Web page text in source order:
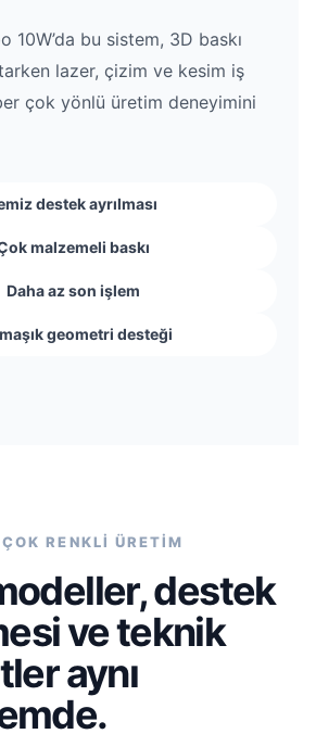
10W’da bu sistem, 3D baskı
lazer, çizim ve kesim iş
çok yönlü üretim deneyimini
destek ayrılması
malzemeli baskı
Daha az son işlem
geometri desteği
RENKLİ ÜRETİM
destek
ve teknik
aynı